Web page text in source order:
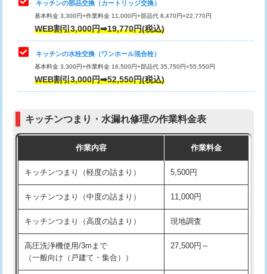
用/3ｍまで)
給水管工事※（塩ビ管（VP・HI）使
用（追加）/3ｍ超え)
給水管工事※（ライニング鋼管・銅
管・ポリ管・HT管使用/3ｍまで)
44,000円
管・ポリ管・HT管使用/3ｍ超え)
排水管工事（土の掘削・埋め戻し作
11,000円~
排水管工事（排水管工事/3ｍまで） 55,000円
排水管工事（追加 排水管工事/3ｍ超
+11,000円
マス交換（土の掘削・埋め戻し作業）
マス交換（深さ50㎝未満）
止水・漏水調査・防水処理・清掃・修
理・調整・分解・加工など（重作業）
33,000円
お風呂タンク脱着
その他部品の脱着
式・ワンホール）)
交換・取付(排水栓・排水トラップ
22,000円+材料費
持込商品取付（単水栓）
キッチンの部品交換（カートリッジ交換）
基本料金 3,300円+作業料金 11,000円+部品代 8,470円=22,770円
WEB割引3,000円➡19,770円(税込)
キッチンの水栓交換（ワンホール混合栓）
基本料金 3,300円+作業料金 16,500円+部品代 35,750円=55,550円
WEB割引3,000円➡52,550円(税込)
キッチンつまり・水漏れ修理の作業料金表
作業内容 作業料金
キッチンつまり（軽度の詰まり） 5,500円
キッチンつまり（中度の詰まり） 11,000円
キッチンつまり（高度の詰まり） 現地調査
高圧洗浄機使用/3mまで
（一般向け（戸建て・集合））
27,500円～